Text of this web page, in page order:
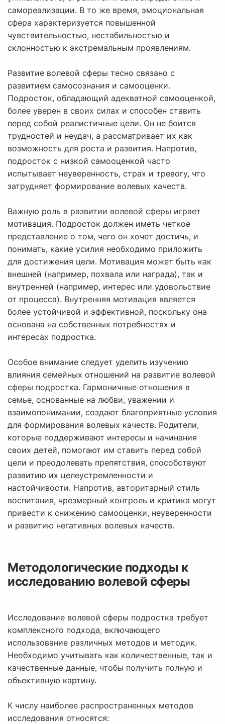
самореализации. В то же время, эмоциональная
сфера характеризуется повышенной
чувствительностью, нестабильностью и
склонностью к экстремальным проявлениям.
Развитие волевой сферы тесно связано с
развитием самосознания и самооценки.
Подросток, обладающий адекватной самооценкой,
более уверен в своих силах и способен ставить
перед собой реалистичные цели. Он не боится
трудностей и неудач, а рассматривает их как
возможность для роста и развития. Напротив,
подросток с низкой самооценкой часто
испытывает неуверенность, страх и тревогу, что
затрудняет формирование волевых качеств.
Важную роль в развитии волевой сферы играет
мотивация. Подросток должен иметь четкое
представление о том, чего он хочет достичь, и
понимать, какие усилия необходимо приложить
для достижения цели. Мотивация может быть как
внешней (например, похвала или награда), так и
внутренней (например, интерес или удовольствие
от процесса). Внутренняя мотивация является
более устойчивой и эффективной, поскольку она
основана на собственных потребностях и
интересах подростка.
Особое внимание следует уделить изучению
влияния семейных отношений на развитие волевой
сферы подростка. Гармоничные отношения в
семье, основанные на любви, уважении и
взаимопонимании, создают благоприятные условия
для формирования волевых качеств. Родители,
которые поддерживают интересы и начинания
своих детей, помогают им ставить перед собой
цели и преодолевать препятствия, способствуют
развитию их целеустремленности и
настойчивости. Напротив, авторитарный стиль
воспитания, чрезмерный контроль и критика могут
привести к снижению самооценки, неуверенности
и развитию негативных волевых качеств.
Методологические подходы к
исследованию волевой сферы
Исследование волевой сферы подростка требует
комплексного подхода, включающего
использование различных методов и методик.
Необходимо учитывать как количественные, так и
качественные данные, чтобы получить полную и
объективную картину.
К числу наиболее распространенных методов
исследования относятся: